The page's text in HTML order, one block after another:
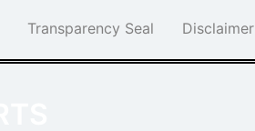
Transparency Seal Disclaimer